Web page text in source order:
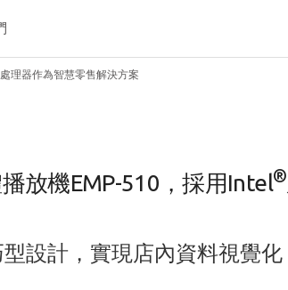
理器作為智慧零售解決方案
放機EMP-510，採用Intel®
設計，實現店內資料視覺化